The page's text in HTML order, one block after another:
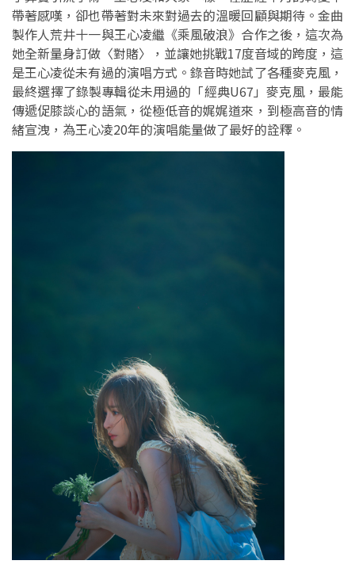
帶著感嘆，卻也帶著對未來對過去的溫暖回顧與期待。金曲
製作人荒井十一與王心凌繼《乘風破浪》合作之後，這次為
她全新量身訂做〈對賭〉，並讓她挑戰17度音域的跨度，這
是王心凌從未有過的演唱方式。錄音時她試了各種麥克風，
最終選擇了錄製專輯從未用過的「經典U67」麥克風，最能
傳遞促膝談心的語氣，從極低音的娓娓道來，到極高音的情
緒宣洩，為王心凌20年的演唱能量做了最好的詮釋。